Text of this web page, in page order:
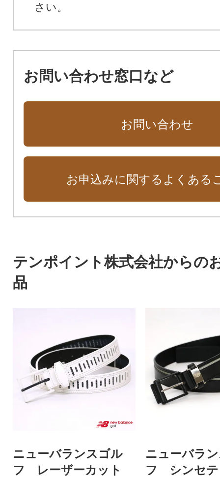
さい。
お問い合わせ窓口など
お問い合わせ
お申込みに関するよくある
テンポイント株式会社からの
品
ニューバランスゴル
フ レーザーカット
ニューバラ
フ シンセテ